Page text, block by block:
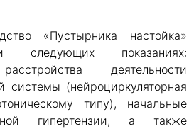
«Пустырника настойка»
следующих показаниях:
деятельности
системы (нейроциркуляторная
типу), начальные
гипертензии, а также